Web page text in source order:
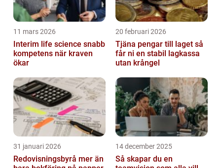
11 mars 2026
Interim life science snabb
kompetens när kraven
ökar
20 februari 2026
Tjäna pengar till laget så
får ni en stabil lagkassa
utan krångel
31 januari 2026
Redovisningsbyrå mer än
14 december 2025
Så skapar du en